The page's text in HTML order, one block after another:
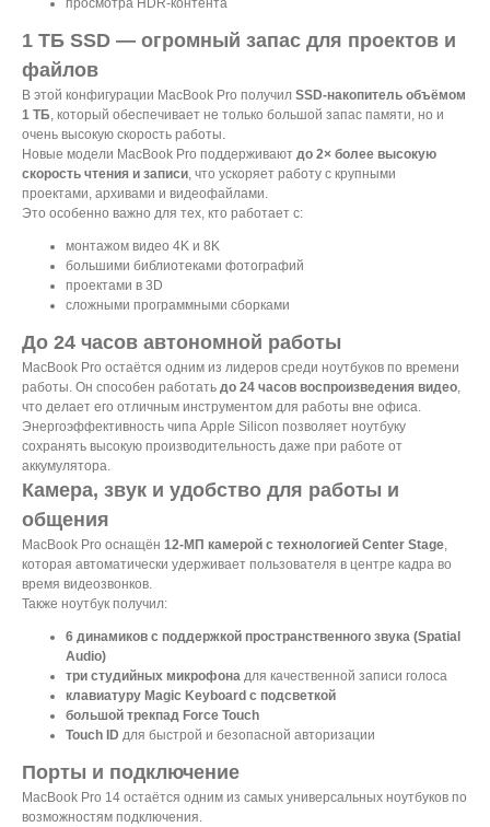
просмотра HDR-контента
1 ТБ SSD — огромный запас для проектов и
файлов
В этой конфигурации MacBook Pro получил SSD-накопитель объёмом
1 ТБ, который обеспечивает не только большой запас памяти, но и
очень высокую скорость работы.
Новые модели MacBook Pro поддерживают до 2× более высокую
скорость чтения и записи, что ускоряет работу с крупными
проектами, архивами и видеофайлами.
Это особенно важно для тех, кто работает с:
монтажом видео 4K и 8K
большими библиотеками фотографий
проектами в 3D
сложными программными сборками
До 24 часов автономной работы
MacBook Pro остаётся одним из лидеров среди ноутбуков по времени
работы. Он способен работать до 24 часов воспроизведения видео,
что делает его отличным инструментом для работы вне офиса.
Энергоэффективность чипа Apple Silicon позволяет ноутбуку
сохранять высокую производительность даже при работе от
аккумулятора.
Камера, звук и удобство для работы и
общения
MacBook Pro оснащён 12-МП камерой с технологией Center Stage,
которая автоматически удерживает пользователя в центре кадра во
время видеозвонков.
Также ноутбук получил:
6 динамиков с поддержкой пространственного звука (Spatial
Audio)
три студийных микрофона для качественной записи голоса
клавиатуру Magic Keyboard с подсветкой
большой трекпад Force Touch
Touch ID для быстрой и безопасной авторизации
Порты и подключение
MacBook Pro 14 остаётся одним из самых универсальных ноутбуков по
возможностям подключения.
MacBook
О компании